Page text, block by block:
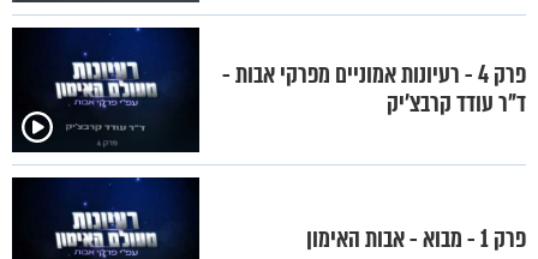
פרק 4 - רעיונות אמוניים מפרקי אבות -
ד"ר עודד קרבצ'יק
פרק 1 - מבוא - אבות האימון